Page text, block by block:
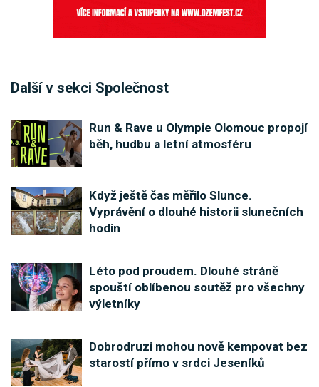
Další v sekci Společnost
Run & Rave u Olympie Olomouc propojí
běh, hudbu a letní atmosféru
Když ještě čas měřilo Slunce.
Vyprávění o dlouhé historii slunečních
hodin
Léto pod proudem. Dlouhé stráně
spouští oblíbenou soutěž pro všechny
výletníky
Dobrodruzi mohou nově kempovat bez
starostí přímo v srdci Jeseníků